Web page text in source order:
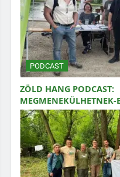
PODCAST
ZÖLD HANG PODCAST:
MEGMENEKÜLHETNEK-